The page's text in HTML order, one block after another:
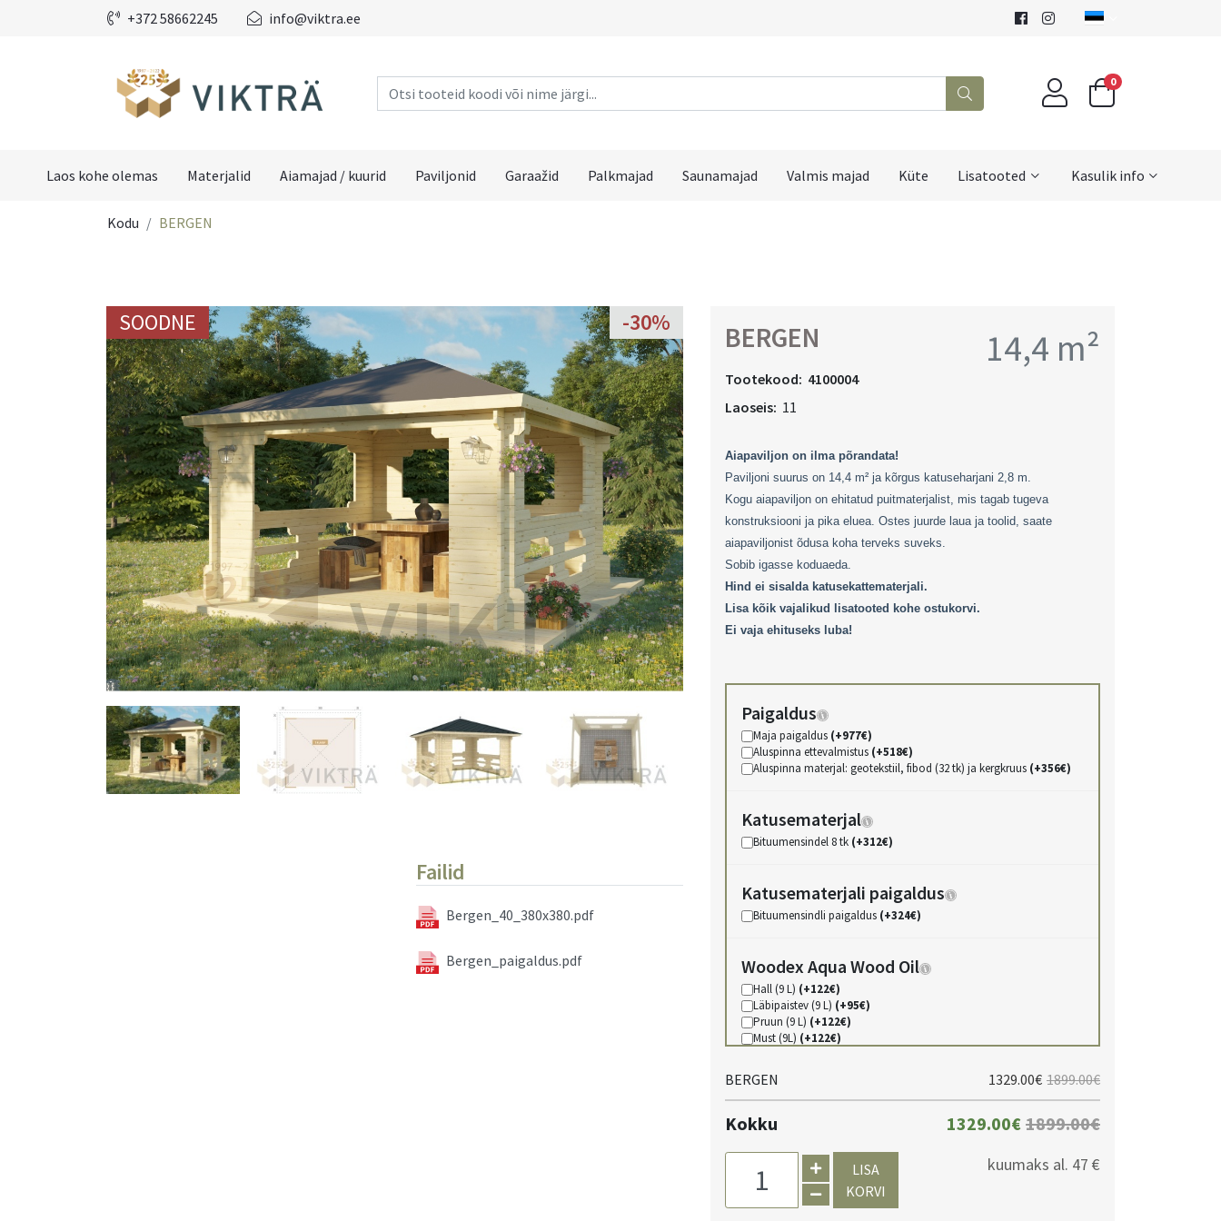
+372 58662245 info@viktra.ee
0
Laos kohe olemas Materjalid Aiamajad / kuurid Paviljonid Garaažid Palkmajad Saunamajad Valmis majad Küte Lisatooted Kasulik info
Kodu BERGEN
SOODNE -30%
Failid
Bergen_40_380x380.pdf
Bergen_paigaldus.pdf
BERGEN
Tootekood: 4100004
Laoseis: 11
14,4 m²
Aiapaviljon on ilma põrandata!
Paviljoni suurus on 14,4 m² ja kõrgus katuseharjani 2,8 m.
Kogu aiapaviljon on ehitatud puitmaterjalist, mis tagab tugeva
konstruksiooni ja pika eluea. Ostes juurde laua ja toolid, saate
aiapaviljonist õdusa koha terveks suveks.
Sobib igasse koduaeda.
Hind ei sisalda katusekattematerjali.
Lisa kõik vajalikud lisatooted kohe ostukorvi.
Ei vaja ehituseks luba!
Paigaldus
Maja paigaldus (+977€)
Aluspinna ettevalmistus (+518€)
Aluspinna materjal: geotekstiil, fibod (32 tk) ja kergkruus (+356€)
Katusematerjal
Bituumensindel 8 tk (+312€)
Katusematerjali paigaldus
Bituumensindli paigaldus (+324€)
Woodex Aqua Wood Oil
Hall (9 L) (+122€)
Läbipaistev (9 L) (+95€)
Pruun (9 L) (+122€)
Must (9L) (+122€)
Roheline (9L)
Sinine (9L)
Valge (9L)(+122€)
Kollane (9 L)
Woodex Wood Oil
Läbipaistev (9 L)
(+93€)
Hall (9 L) (+119€)
BERGEN 1899.00€
1329.00€
Kokku 1329.00€ 1899.00€
LISA
KORVI
kuumaks al. 47 €